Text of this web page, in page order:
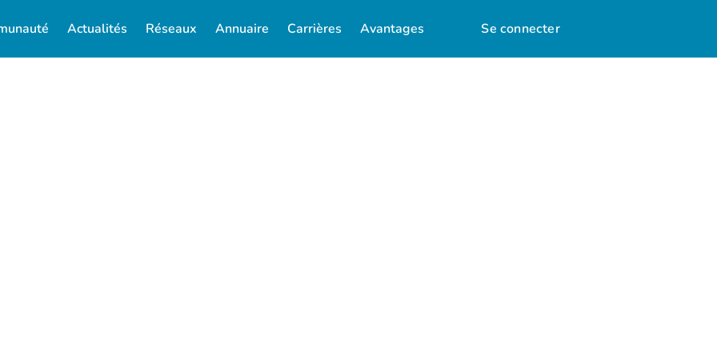
Actualités Réseaux Annuaire Carrières Avantages Se connecter